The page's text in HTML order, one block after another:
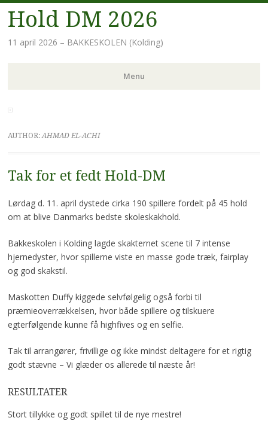
Hold DM 2026
11 april 2026 – BAKKESKOLEN (Kolding)
Menu
Skip
content
AUTHOR: AHMAD EL-ACHI
Tak for et fedt Hold-DM
Lørdag d. 11. april dystede cirka 190 spillere fordelt på 45 hold
om at blive Danmarks bedste skoleskakhold.
Bakkeskolen i Kolding lagde skakternet scene til 7 intense
hjernedyster, hvor spillerne viste en masse gode træk, fairplay
og god skakstil.
Maskotten Duffy kiggede selvfølgelig også forbi til
præmieoverrækkelsen, hvor både spillere og tilskuere
egterfølgende kunne få highfives og en selfie.
Tak til arrangører, frivillige og ikke mindst deltagere for et rigtig
godt stævne – Vi glæder os allerede til næste år!
RESULTATER
Stort tillykke og godt spillet til de nye mestre!